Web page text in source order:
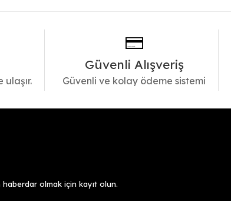
ulaşır.
Güvenli Alışveriş
Güvenli ve kolay ödeme sistemi
olmak için kayıt olun.